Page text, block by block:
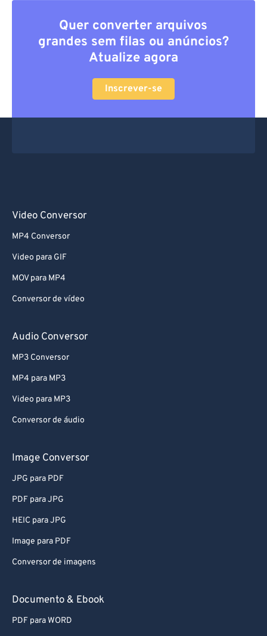
Quer converter arquivos
grandes sem filas ou anúncios?
Atualize agora
Inscrever-se
Video Conversor
MP4 Conversor
Video para GIF
MOV para MP4
Conversor de vídeo
Audio Conversor
MP3 Conversor
MP4 para MP3
Video para MP3
Conversor de áudio
Image Conversor
JPG para PDF
PDF para JPG
HEIC para JPG
Image para PDF
Conversor de imagens
Documento & Ebook
PDF para WORD